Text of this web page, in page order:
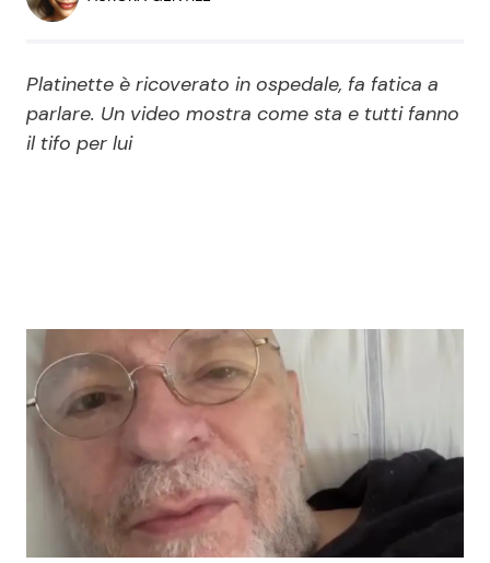
Economia
Persone Scomparse
Politica
Programmi TV
News Cinema
News Musica
News Spettacolo
News dal mondo
Benessere Cucina e Ricette
Platinette è ricoverato in ospedale, fa fatica a
parlare. Un video mostra come sta e tutti fanno
il tifo per lui